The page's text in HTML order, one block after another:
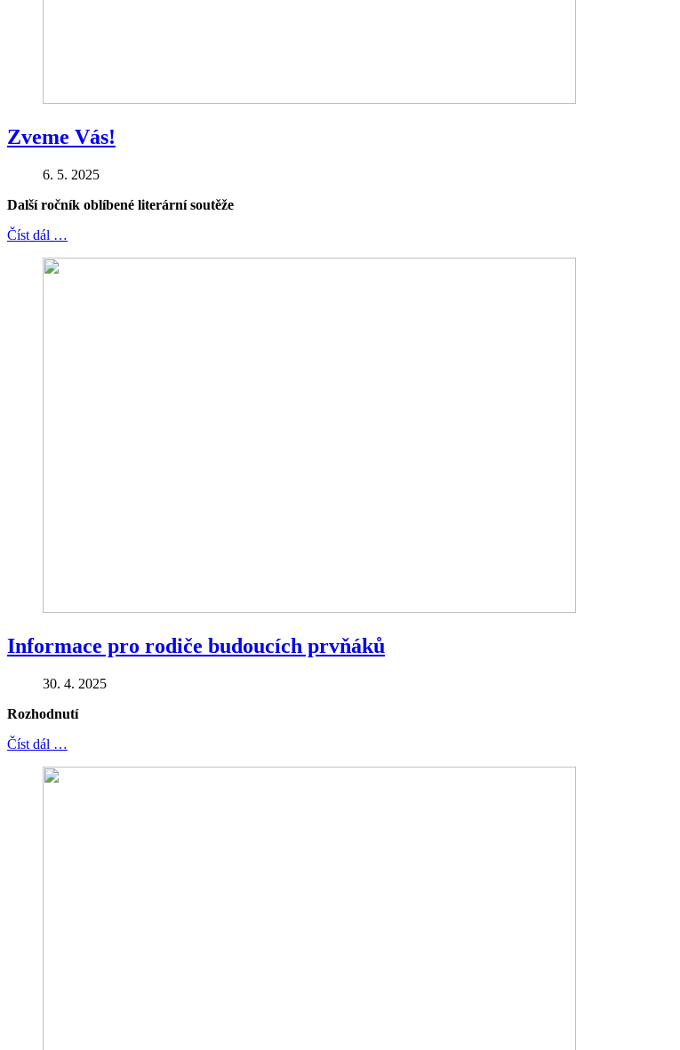
Zveme Vás!
6. 5. 2025
Další ročník oblíbené literární soutěže
Číst dál …
Informace pro rodiče budoucích prvňáků
30. 4. 2025
Rozhodnutí
Číst dál …